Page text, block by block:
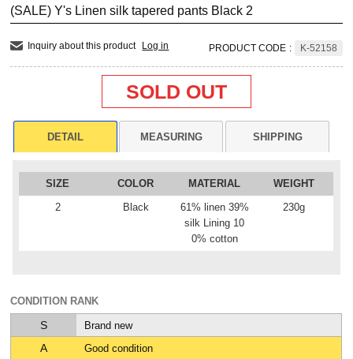
(SALE) Y's Linen silk tapered pants Black 2
Inquiry about this product Log in PRODUCT CODE : K-52158
SOLD OUT
DETAIL MEASURING SHIPPING
SIZE COLOR MATERIAL
WEIGHT
2
Black
61% linen 39%
silk Lining 10
0% cotton
230g
CONDITION RANK
S Brand new
A Good condition